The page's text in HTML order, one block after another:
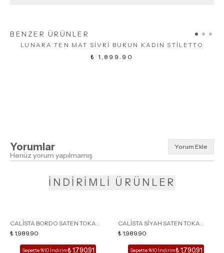
BENZER ÜRÜNLER
LUNARA TEN MAT SİVRİ BURUN KADIN STİLETTO
₺ 1,899.90
Yorumlar Yorum Ekle
Henüz yorum yapılmamış
İNDİRİMLİ ÜRÜNLER
CALİSTA BORDO SATEN TOKA
DETAY SİVRİ BURUN KADIN
TOPUKLU TERLİK
₺ 1,989.90
Sepette %10 İndirim₺ 1,790.91
CALİSTA SİYAH SATEN TOKA
DETAY SİVRİ BURUN KADIN
TOPUKLU TERLİK
₺ 1,989.90
Sepette %10 İndirim₺ 1,790.91